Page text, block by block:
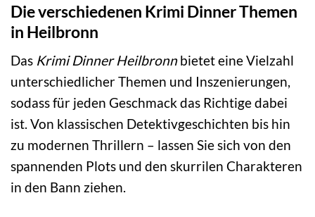
Die verschiedenen Krimi Dinner Themen
in Heilbronn
Das Krimi Dinner Heilbronnbietet eine Vielzahl
unterschiedlicher Themen und Inszenierungen,
sodass für jeden Geschmack das Richtige dabei
ist. Von klassischen Detektivgeschichten bis hin
zu modernen Thrillern – lassen Sie sich von den
spannenden Plots und den skurrilen Charakteren
in den Bann ziehen.